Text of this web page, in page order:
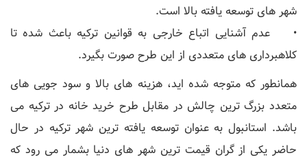
شهر های توسعه یافته بالا است.
• عدم آشنایی اتباع خارجی به قوانین ترکیه باعث شده تا
کلاهبرداری های متعددی از این طرح صورت بگیرد.
همانطور که متوجه شده اید، هزینه های بالا و سود جویی های
متعدد بزرگ ترین چالش در مقابل طرح خرید خانه در ترکیه می
باشد. استانبول به عنوان توسعه یافته ترین شهر ترکیه در حال
حاضر یکی از گران قیمت ترین شهر های دنیا بشمار می رود که